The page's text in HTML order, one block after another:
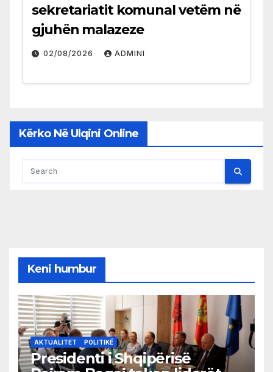
sekretariatit komunal vetëm në
gjuhën malazeze
02/08/2026 ADMINI
Kërko Në Ulqini Online
Keni humbur
AKTUALITET POLITIKË
Presidenti i Shqipërisë